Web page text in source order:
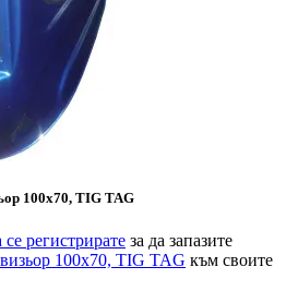
100х70, TIG TAG
се регистрирате за да запазите
100х70, TIG TAG към своите